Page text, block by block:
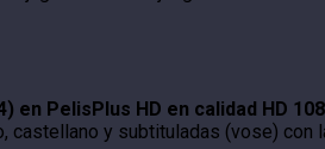
en PelisPlus HD en calidad HD
y subtituladas (vose) con